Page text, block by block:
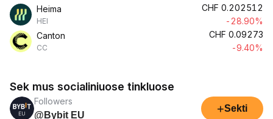
Heima
HEI
CHF 0.202512
-28.90%
Canton
CC
CHF 0.09273
-9.40%
Sek mus socialiniuose tinkluose
Followers
@Bybit EU
+Sekti